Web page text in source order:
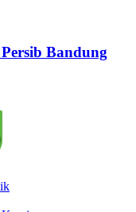
Bandung